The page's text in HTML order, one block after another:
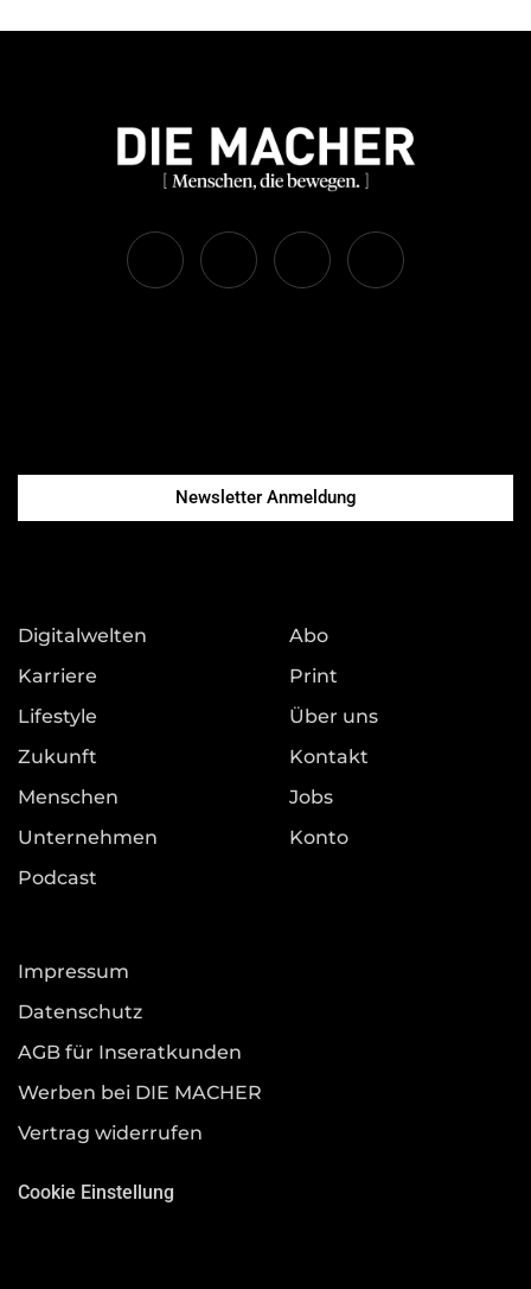
Newsletter Anmeldung
Digitalwelten
Karriere
Lifestyle
Zukunft
Menschen
Unternehmen
Podcast
Abo
Print
Über uns
Kontakt
Jobs
Konto
Impressum
Datenschutz
AGB für Inseratkunden
Werben bei DIE MACHER
Vertrag widerrufen
Cookie Einstellung